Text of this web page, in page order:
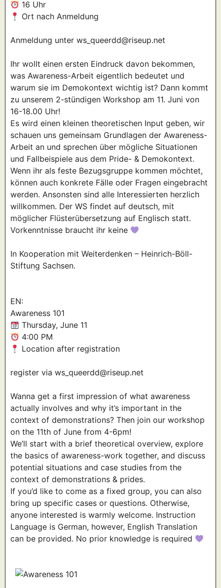
16 Uhr
Ort nach Anmeldung
Anmeldung unter ws_queerdd@riseup.net
Ihr wollt einen ersten Eindruck davon bekommen,
was Awareness-Arbeit eigentlich bedeutet und
warum sie im Demokontext wichtig ist? Dann kommt
zu unserem 2-stündigen Workshop am 11. Juni von
16-18.00 Uhr!
Es wird einen kleinen theoretischen Input geben, wir
schauen uns gemeinsam Grundlagen der Awareness-
Arbeit an und sprechen über mögliche Situationen
und Fallbeispiele aus dem Pride- & Demokontext.
Wenn ihr als feste Bezugsgruppe kommen möchtet,
können auch konkrete Fälle oder Fragen eingebracht
werden. Ansonsten sind alle Interessierten herzlich
willkommen. Der WS findet auf deutsch, mit
möglicher Flüsterübersetzung auf Englisch statt.
Vorkenntnisse braucht ihr keine
In Kooperation mit Weiterdenken – Heinrich-Böll-
Stiftung Sachsen.
EN:
Awareness 101
Thursday, June 11
4:00 PM
Location after registration
register via ws_queerdd@riseup.net
Wanna get a first impression of what awareness
actually involves and why it’s important in the
context of demonstrations? Then join our workshop
on the 11th of June from 4-6pm!
We’ll start with a brief theoretical overview, explore
the basics of awareness-work together, and discuss
potential situations and case studies from the
context of demonstrations & prides.
If you’d like to come as a fixed group, you can also
bring up specific cases or questions. Otherwise,
anyone interested is warmly welcome. Instruction
Language is German, however, English Translation
can be provided. No prior knowledge is required